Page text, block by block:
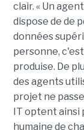
clair. « Un
dispose de de
données
personne,
produise. De
des agents
projet ne
IT optent
humaine de